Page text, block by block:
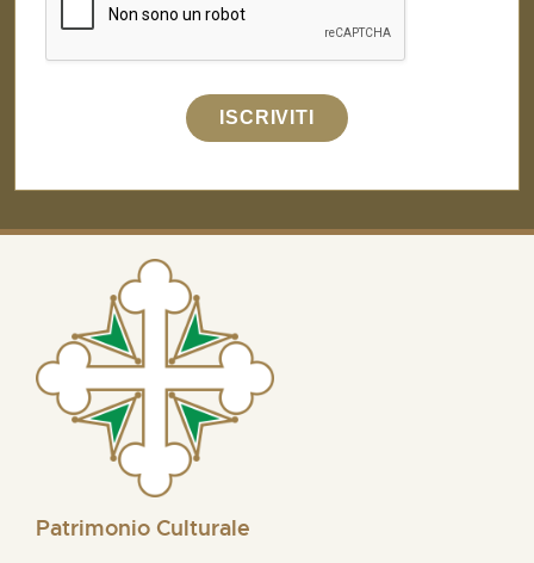
ISCRIVITI
Patrimonio Culturale